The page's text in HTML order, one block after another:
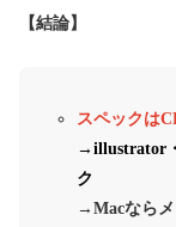
【結論】
スペックは
→illustrator
ク
→Macならメ